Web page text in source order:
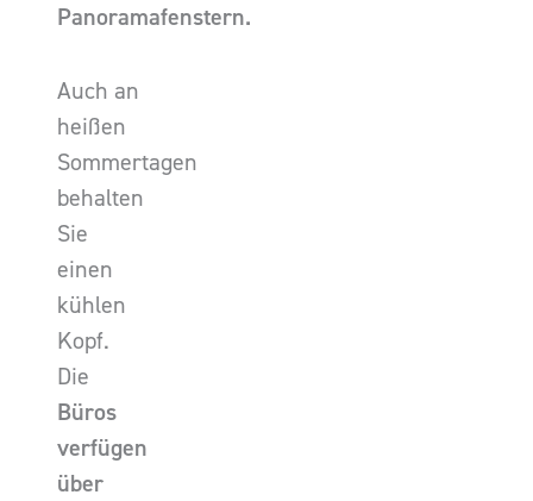
Panoramafenstern.
Auch an
heißen
Sommertagen
behalten
Sie
einen
kühlen
Kopf.
Die
Büros
verfügen
über